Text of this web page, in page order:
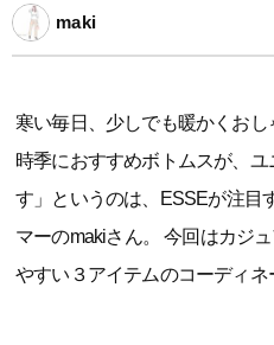
maki
寒い毎日、少しでも暖かくお
時季におすすめボトムスが、
す」というのは、ESSEが注目
マーのmakiさん。 今回はカジ
やすい３アイテムのコーディネ